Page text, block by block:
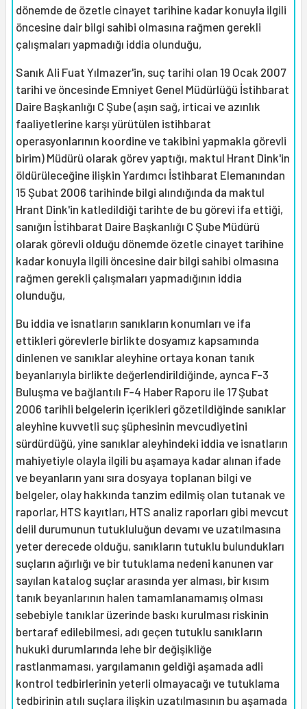
dönemde de özetle cinayet tarihine kadar konuyla ilgili
öncesine dair bilgi sahibi olmasına rağmen gerekli
çalışmaları yapmadığı iddia olunduğu,
Sanık Ali Fuat Yılmazer'in, suç tarihi olan 19 Ocak 2007
tarihi ve öncesinde Emniyet Genel Müdürlüğü İstihbarat
Daire Başkanlığı C Şube (aşın sağ, irticai ve azınlık
faaliyetlerine karşı yürütülen istihbarat
operasyonlarının koordine ve takibini yapmakla görevli
birim) Müdürü olarak görev yaptığı, maktul Hrant Dink'in
öldürüleceğine ilişkin Yardımcı İstihbarat Elemanından
15 Şubat 2006 tarihinde bilgi alındığında da maktul
Hrant Dink'in katledildiği tarihte de bu görevi ifa ettiği,
sanığın İstihbarat Daire Başkanlığı C Şube Müdürü
olarak görevli olduğu dönemde özetle cinayet tarihine
kadar konuyla ilgili öncesine dair bilgi sahibi olmasına
rağmen gerekli çalışmaları yapmadığının iddia
olunduğu,
Bu iddia ve isnatların sanıkların konumları ve ifa
ettikleri görevlerle birlikte dosyamız kapsamında
dinlenen ve sanıklar aleyhine ortaya konan tanık
beyanlarıyla birlikte değerlendirildiğinde, aynca F-3
Buluşma ve bağlantılı F-4 Haber Raporu ile 17 Şubat
2006 tarihli belgelerin içerikleri gözetildiğinde sanıklar
aleyhine kuvvetli suç şüphesinin mevcudiyetini
sürdürdüğü, yine sanıklar aleyhindeki iddia ve isnatların
mahiyetiyle olayla ilgili bu aşamaya kadar alınan ifade
ve beyanların yanı sıra dosyaya toplanan bilgi ve
belgeler, olay hakkında tanzim edilmiş olan tutanak ve
raporlar, HTS kayıtları, HTS analiz raporları gibi mevcut
delil durumunun tutukluluğun devamı ve uzatılmasına
yeter derecede olduğu, sanıkların tutuklu bulundukları
suçların ağırlığı ve bir tutuklama nedeni kanunen var
sayılan katalog suçlar arasında yer alması, bir kısım
tanık beyanlarının halen tamamlanamamış olması
sebebiyle tanıklar üzerinde baskı kurulması riskinin
bertaraf edilebilmesi, adı geçen tutuklu sanıkların
hukuki durumlarında lehe bir değişikliğe
rastlanmaması, yargılamanın geldiği aşamada adli
kontrol tedbirlerinin yeterli olmayacağı ve tutuklama
tedbirinin atılı suçlara ilişkin uzatılmasının bu aşamada